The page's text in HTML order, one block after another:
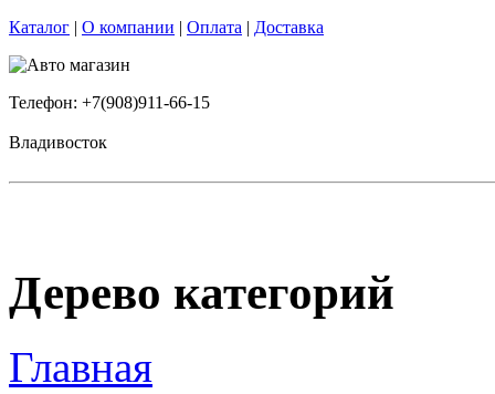
Каталог | О компании | Оплата | Доставка
Телефон: +7(908)911-66-15
Владивосток
Дерево категорий
Главная